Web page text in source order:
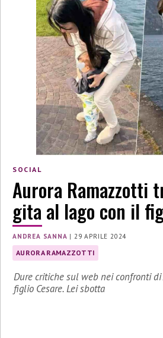
SOCIAL
Aurora Ramazzotti
gita al lago con il
ANDREA SANNA |29 APRILE 2024
AURORA RAMAZZOTTI
Dure critiche sul web nei confronti
figlio Cesare. Lei sbotta